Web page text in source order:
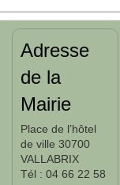
Adresse
de la
Mairie
Place de l’hôtel
de ville 30700
VALLABRIX
Tél : 04 66 22 58